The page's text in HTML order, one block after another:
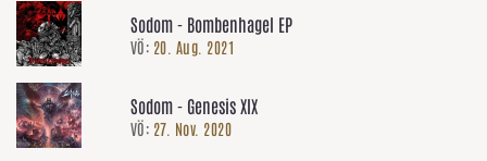
Sodom - Bombenhagel EP
VÖ: 20. Aug. 2021
Sodom - Genesis XlX
VÖ: 27. Nov. 2020